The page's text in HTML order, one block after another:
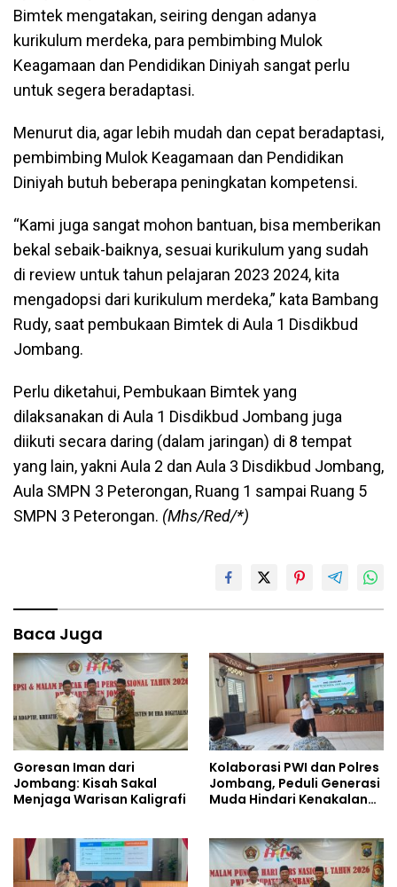
Bimtek mengatakan, seiring dengan adanya
kurikulum merdeka, para pembimbing Mulok
Keagamaan dan Pendidikan Diniyah sangat perlu
untuk segera beradaptasi.
Menurut dia, agar lebih mudah dan cepat beradaptasi,
pembimbing Mulok Keagamaan dan Pendidikan
Diniyah butuh beberapa peningkatan kompetensi.
“Kami juga sangat mohon bantuan, bisa memberikan
bekal sebaik-baiknya, sesuai kurikulum yang sudah
di review untuk tahun pelajaran 2023 2024, kita
mengadopsi dari kurikulum merdeka,” kata Bambang
Rudy, saat pembukaan Bimtek di Aula 1 Disdikbud
Jombang.
Perlu diketahui, Pembukaan Bimtek yang
dilaksanakan di Aula 1 Disdikbud Jombang juga
diikuti secara daring (dalam jaringan) di 8 tempat
yang lain, yakni Aula 2 dan Aula 3 Disdikbud Jombang,
Aula SMPN 3 Peterongan, Ruang 1 sampai Ruang 5
SMPN 3 Peterongan. (Mhs/Red/*)
Baca Juga
Goresan Iman dari
Jombang: Kisah Sakal
Menjaga Warisan Kaligrafi
Kolaborasi PWI dan Polres
Jombang, Peduli Generasi
Muda Hindari Kenakalan